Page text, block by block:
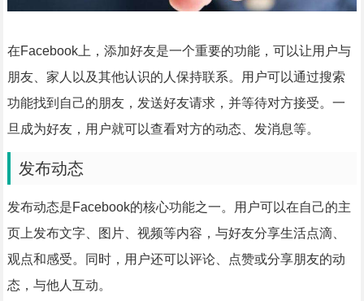
在Facebook上，添加好友是一个重要的功能，可以让用户与
朋友、家人以及其他认识的人保持联系。用户可以通过搜索
功能找到自己的朋友，发送好友请求，并等待对方接受。一
旦成为好友，用户就可以查看对方的动态、发消息等。
发布动态
发布动态是Facebook的核心功能之一。用户可以在自己的主
页上发布文字、图片、视频等内容，与好友分享生活点滴、
观点和感受。同时，用户还可以评论、点赞或分享朋友的动
态，与他人互动。